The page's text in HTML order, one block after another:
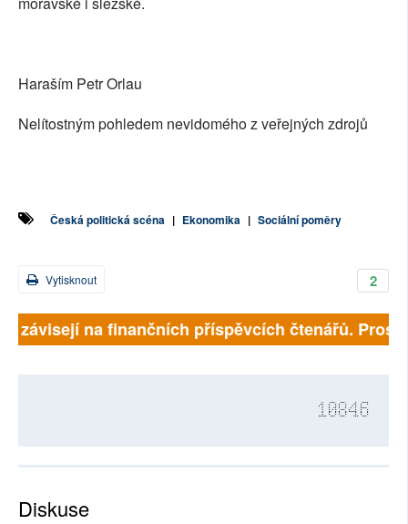
Haraším Petr Orlau
Nelítostným pohledem nevidomého z veřejných zdrojů
Česká politická scéna | Ekonomika | Sociální poměry
2
Vytisknout
závisejí na finančních příspěvcích čtenářů.
10846
Diskuse